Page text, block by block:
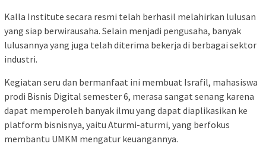
Kalla Institute secara resmi telah berhasil melahirkan lulusan
yang siap berwirausaha. Selain menjadi pengusaha, banyak
lulusannya yang juga telah diterima bekerja di berbagai sektor
industri.
Kegiatan seru dan bermanfaat ini membuat Israfil, mahasiswa
prodi Bisnis Digital semester 6, merasa sangat senang karena
dapat memperoleh banyak ilmu yang dapat diaplikasikan ke
platform bisnisnya, yaitu Aturmi-aturmi, yang berfokus
membantu UMKM mengatur keuangannya.